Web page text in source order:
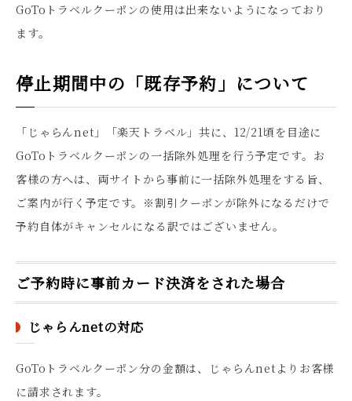
GoToトラベルクーポンの使用は出来ないようになっており
ます。
停止期間中の「既存予約」について
「じゃらんnet」「楽天トラベル」共に、12/21頃を目途に
GoToトラベルクーポンの一括除外処理を行う予定です。お
客様の方へは、両サイトから事前に一括除外処理をする旨、
ご案内が行く予定です。※割引クーポンが除外になるだけで
予約自体がキャンセルになる訳ではございません。
ご予約時に事前カード決済をされた場合
じゃらんnetの対応
GoToトラベルクーポン分の金額は、じゃらんnetよりお客様
に請求されます。